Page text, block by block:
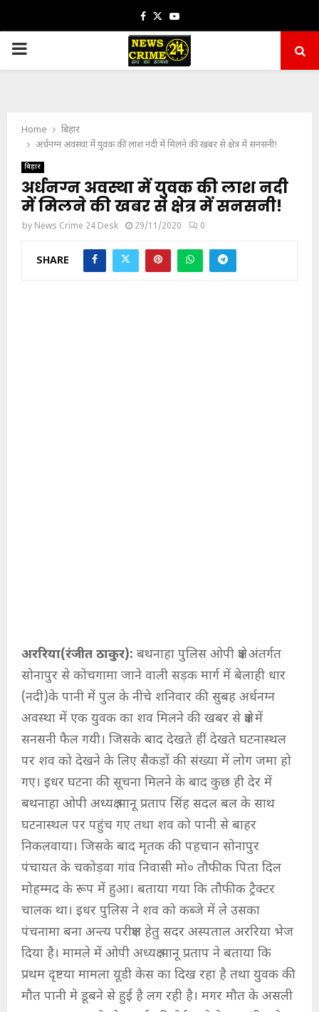
Facebook
TwitterYoutube
PRIMARY
Home
बिहार
अर्धनग्न अवस्था में युवक की लाश नदी में मिलने की खबर से क्षेत्र में सनसनी!
बिहार
अर्धनग्न अवस्था में युवक की लाश नदी
में मिलने की खबर से क्षेत्र में सनसनी!
by News Crime 24 Desk 29/11/2020 0
SHARE
अररिया(रंजीत ठाकुर): बथनाहा पुलिस ओपी क्षेत्र अंतर्गत
सोनापुर से कोचगामा जाने वाली सड़क मार्ग में बेलाही धार
(नदी)के पानी में पुल के नीचे शनिवार की सुबह अर्धनग्न
अवस्था में एक युवक का शव मिलने की खबर से क्षेत्र में
सनसनी फैल गयी। जिसके बाद देखते हीं देखते घटनास्थल
पर शव को देखने के लिए सैकड़ों की संख्या में लोग जमा हो
गए। इधर घटना की सूचना मिलने के बाद कुछ ही देर में
बथनाहा ओपी अध्यक्ष भानू प्रताप सिंह सदल बल के साथ
घटनास्थल पर पहुंच गए तथा शव को पानी से बाहर
निकलवाया। जिसके बाद मृतक की पहचान सोनापुर
पंचायत के चकोड़वा गांव निवासी मो० तौफीक पिता दिल
मोहम्मद के रूप में हुआ। बताया गया कि तौफीक ट्रैक्टर
चालक था। इधर पुलिस ने शव को कब्जे में ले उसका
पंचनामा बना अन्त्य परीक्षण हेतु सदर अस्पताल अररिया भेज
दिया है। मामले में ओपी अध्यक्ष भानू प्रताप ने बताया कि
प्रथम दृष्टया मामला यूडी केस का दिख रहा है तथा युवक की
मौत पानी मे डूबने से हुई है लग रही है। मगर मौत के असली